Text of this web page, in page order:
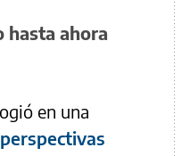
hasta ahora
en una